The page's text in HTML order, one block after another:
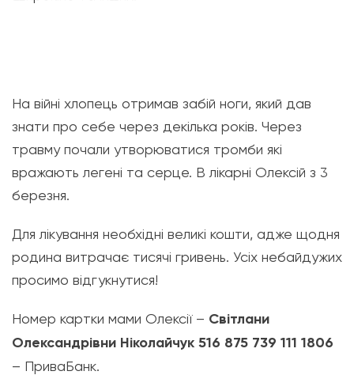
На війні хлопець отримав забій ноги, який дав
знати про себе через декілька років. Через
травму почали утворюватися тромби які
вражають легені та серце. В лікарні Олексій з 3
березня.
Для лікування необхідні великі кошти, адже щодня
родина витрачає тисячі гривень. Усіх небайдужих
просимо відгукнутися!
Номер картки мами Олексії – Світлани
Олександрівни Ніколайчук 516 875 739 111 1806
– ПриваБанк.